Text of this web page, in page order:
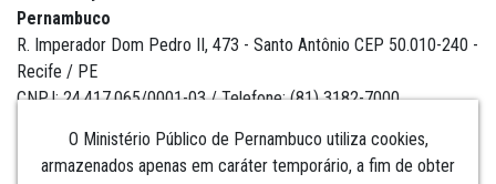
O Ministério Público de Pernambuco utiliza cookies,
armazenados apenas em caráter temporário, a fim de obter
Pernambuco
R. Imperador Dom Pedro II, 473 - Santo Antônio CEP 50.010-240 -
Recife / PE
CNPJ: 24.417.065/0001-03 / Telefone: (81) 3182-7000